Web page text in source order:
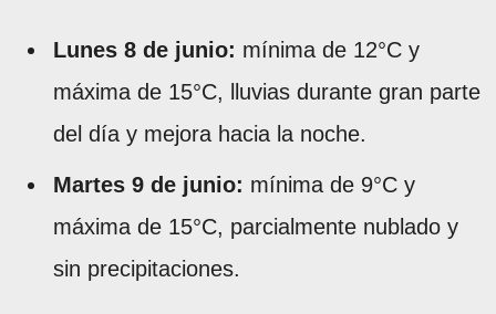
Lunes 8 de junio: mínima de 12°C y
máxima de 15°C, lluvias durante gran parte
del día y mejora hacia la noche.
Martes 9 de junio: mínima de 9°C y
máxima de 15°C, parcialmente nublado y
sin precipitaciones.